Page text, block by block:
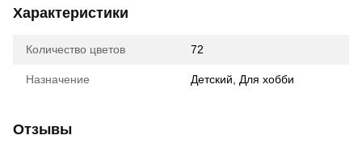
Характеристики
Количество цветов 72
Назначение Детский Для хобби
Отзывы